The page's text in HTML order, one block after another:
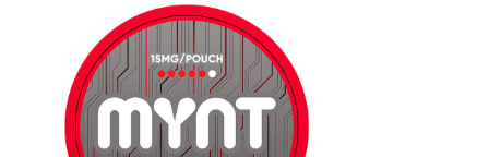
saveur qui correspond à votre moment. Parcourez
toutes les collections, comparez les marques sur
notre page Marqueset suivez-nous sur
pour les nouveautés et mises à jour de stock.
Commandez en ligne en quelques clics et recevez